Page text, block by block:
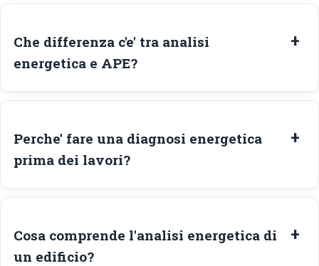
Che differenza c'e' tra analisi
energetica e APE?
Perche' fare una diagnosi energetica
prima dei lavori?
Cosa comprende l'analisi energetica di
un edificio?